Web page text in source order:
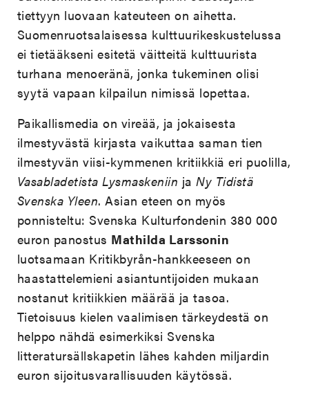
tiettyyn luovaan kateuteen on aihetta.
Suomenruotsalaisessa kulttuurikeskustelussa
ei tietääkseni esitetä väitteitä kulttuurista
turhana menoeränä, jonka tukeminen olisi
syytä vapaan kilpailun nimissä lopettaa.
Paikallismedia on vireää, ja jokaisesta
ilmestyvästä kirjasta vaikuttaa saman tien
ilmestyvän viisi-kymmenen kritiikkiä eri puolilla,
Vasabladetista Lysmaskeniin jaNy Tidistä
Svenska Yleen. Asian eteen on myös
ponnisteltu: Svenska Kulturfondenin 380 000
euron panostus Mathilda Larssonin
luotsamaan Kritikbyrån-hankkeeseen on
haastattelemieni asiantuntijoiden mukaan
nostanut kritiikkien määrää ja tasoa.
Tietoisuus kielen vaalimisen tärkeydestä on
helppo nähdä esimerkiksi Svenska
litteratursällskapetin lähes kahden miljardin
euron sijoitusvarallisuuden käytössä.